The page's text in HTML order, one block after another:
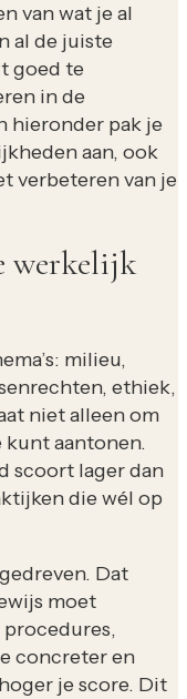
van wat je al
al de juiste
goed te
in de
hieronder pak je
aan, ook
verbeteren van je
werkelijk
milieu,
ethiek,
niet alleen om
kunt aantonen.
scoort lager dan
die wél op
Dat
moet
concreter en
je score. Dit